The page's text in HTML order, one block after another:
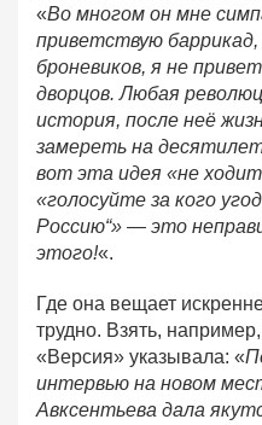
«Во многом он мне
приветствую
броневиков, я не
дворцов. Любая
история, после неё
замереть на
вот эта идея «не
«голосуйте за кого
Россию“» — это
этого!«.
Где она вещает
трудно. Взять,
«Версия» указывала: «
интервью на новом
Авксентьева дала